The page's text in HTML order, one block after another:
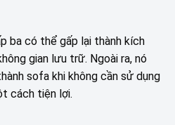
ba có thể gấp lại thành kích
gian lưu trữ. Ngoài ra, nó
sofa khi không cần sử dụng
cách tiện lợi.